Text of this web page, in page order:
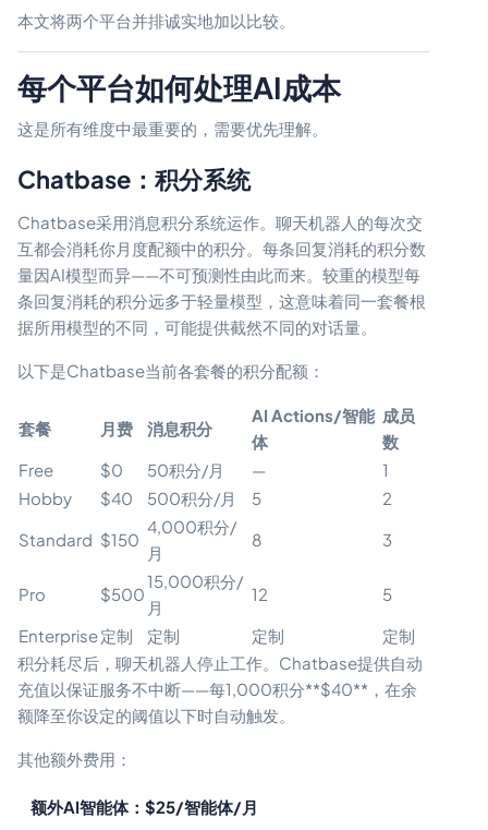
本文将两个平台并排诚实地加以比较。
每个平台如何处理AI成本
这是所有维度中最重要的，需要优先理解。
Chatbase：积分系统
Chatbase采用消息积分系统运作。聊天机器人的每次交
互都会消耗你月度配额中的积分。每条回复消耗的积分数
量因AI模型而异——不可预测性由此而来。较重的模型每
条回复消耗的积分远多于轻量模型，这意味着同一套餐根
据所用模型的不同，可能提供截然不同的对话量。
以下是Chatbase当前各套餐的积分配额：
套餐 月费 消息积分
AI Actions/智能
体
成员
数
Free
$0 50积分/月 —
1
Hobby
$40 500积分/月 5
2
Standard $150
4,000积分/
月
8 3
Pro $500
15,000积分/
月
12
5
Enterprise定制 定制 定制
定制
积分耗尽后，聊天机器人停止工作。Chatbase提供自动
充值以保证服务不中断——每1,000积分**$40**，在余
额降至你设定的阈值以下时自动触发。
其他额外费用：
额外AI智能体：$25/智能体/月